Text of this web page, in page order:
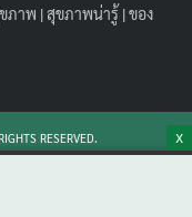
ะไร ?
ยบข้อดี-ข้อจำกัด
ภาพ |สุขภาพน่ารู้ |ของ
RESERVED. X